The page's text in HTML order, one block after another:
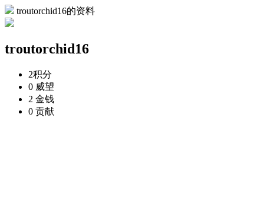
troutorchid16的资料
troutorchid16
2积分
0 威望
2 金钱
0 贡献